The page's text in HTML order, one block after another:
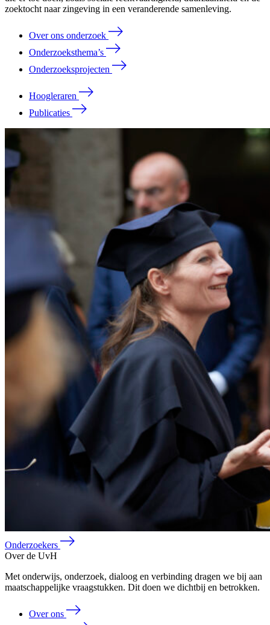
zoektocht naar zingeving in een veranderende samenleving.
Over ons onderzoek
Onderzoeksthema’s
Onderzoeksprojecten
Hoogleraren
Publicaties
Onderzoekers
Over de UvH
Met onderwijs, onderzoek, dialoog en verbinding dragen we bij aan
maatschappelijke vraagstukken. Dit doen we dichtbij en betrokken.
Over ons